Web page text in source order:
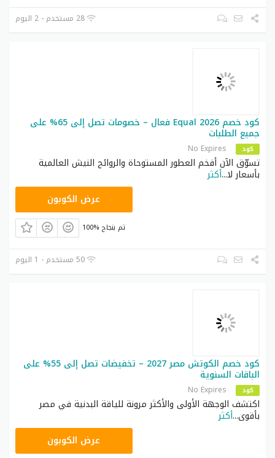
28 مستخدم - 2 اليوم
كود خصم Equal 2026 فعال – خصومات تصل إلى 65% على
جميع الطلبات
كود No Expires
تسوّق الآن أفخم العطور المستوحاة والروائح النيش العالمية
بأسعار لا...أكثر
XWKCJMعرض الكوبون
100% تم بنجاح
50 مستخدم - 1 اليوم
كود خصم الكوتش مصر 2027 – تخفيضات تصل إلى 55% على
الباقات السنوية
كود No Expires
اكتشف الوجهة الأولى والأكثر مرونة للياقة البدنية في مصر
بأقوى...أكثر
عرض الكوبون